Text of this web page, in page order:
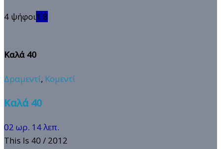
4 ψήφοι1.8
Καλά 40
Δραμεντί, Κομεντί
Καλά 40
02 ωρ. 14 λεπ.
This Is 40 / 2012